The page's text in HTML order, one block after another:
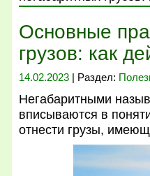
Основные
грузов: как
14.02.2023 | Раздел:
Негабаритными
вписываются в
отнести грузы,